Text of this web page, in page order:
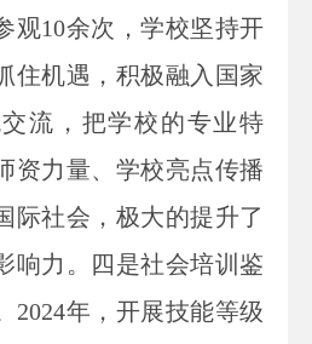
观10余次，学校坚持开
住机遇，积极融入国家
流，把学校的专业特
资力量、学校亮点传播
际社会，极大的提升了
响力。四是社会培训鉴
2024年，开展技能等级